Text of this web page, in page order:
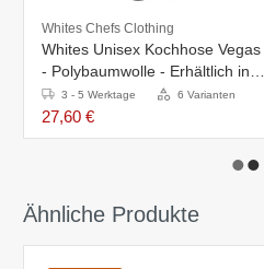
Whites Chefs Clothing
Whites Unisex Kochhose Vegas
- Polybaumwolle - Erhältlich in 6
Größen
3 - 5 Werktage 6 Varianten
27,60 €
Ähnliche Produkte